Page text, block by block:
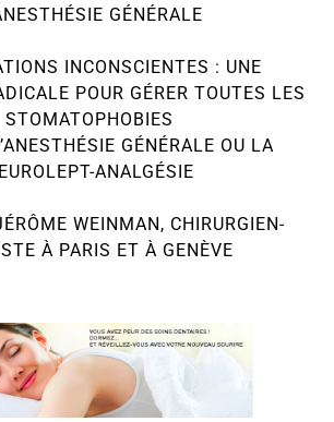
GÉNÉRALE
INCONSCIENTES : UNE
POUR GÉRER TOUTES LES
STOMATOPHOBIES
GÉNÉRALE OU LA
ANALGÉSIE
WEINMAN, CHIRURGIEN-
À PARIS ET À GENÈVE